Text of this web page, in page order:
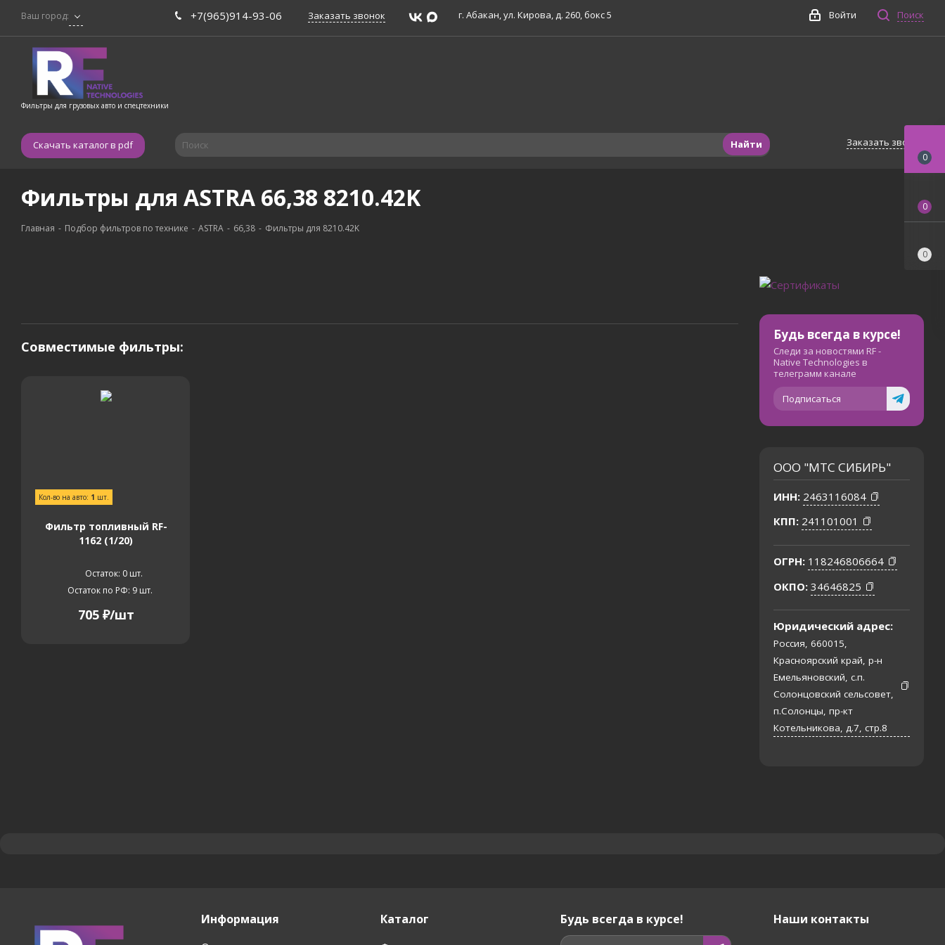
Ваш город: +7(965)914-93-06 Заказать звонок г. Абакан, ул. Кирова, д. 260, бокс 5 Поиск
Войти
Фильтры для грузовых авто и спецтехники
Скачать каталог в pdf Найти Заказать звонок
Фильтры для ASTRA 66,38 8210.42K
Главная - Подбор фильтров по технике - ASTRA - 66,38 - Фильтры для 8210.42K
Совместимые фильтры:
Кол-во на авто: 1 шт.
Фильтр топливный RF-
1162 (1/20)
Остаток: 0 шт.
Остаток по РФ: 9шт.
705₽/шт
Будь всегда в курсе!
Следи за новостями RF -
Native Technologies в
телеграмм канале
Подписаться
ООО "МТС СИБИРЬ"
ИНН: 2463116084
КПП: 241101001
ОГРН: 118246806664
ОКПО: 34646825
Юридический адрес:
Россия, 660015,
Красноярский край, р-н
Емельяновский, с.п.
Солонцовский сельсовет,
п.Солонцы, пр-кт
Котельникова, д.7, стр.8
Информация
Каталог
Будь всегда в курсе! Наши контакты
0
0
0